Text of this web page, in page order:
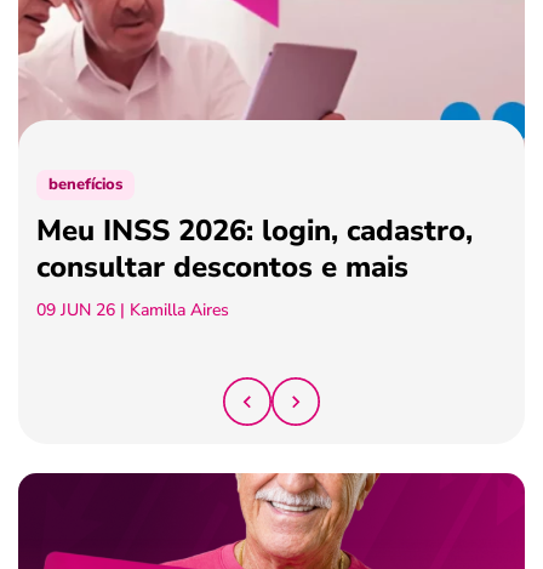
ferramentas
benefícios
Meu INSS 2026: login, cadastro,
consultar descontos e mais
09 JUN 26 | Kamilla Aires